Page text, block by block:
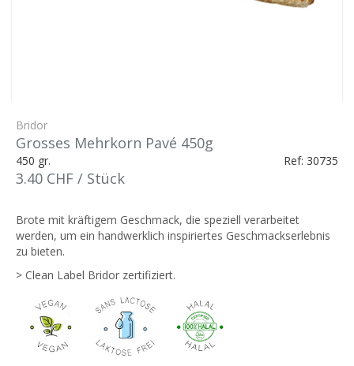
Bridor
Grosses Mehrkorn Pavé 450g
450 gr. Ref: 30735
3.40 CHF / Stück
Brote mit kräftigem Geschmack, die speziell verarbeitet
werden, um ein handwerklich inspiriertes Geschmackserlebnis
zu bieten.
> Clean Label Bridor zertifiziert.